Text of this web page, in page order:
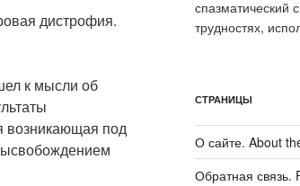
дистрофия.
к мысли об
возникающая под
спазматический
трудностях,
СТРАНИЦЫ
О сайте. About
Обратная связь.